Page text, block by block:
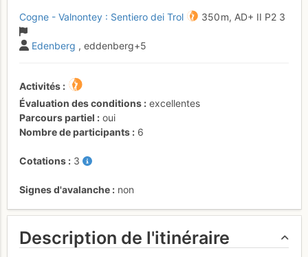
Cogne - Valnontey : Sentiero dei Trol 350 m, AD+ II P2 3
Edenberg , eddenberg+5
Activités
Évaluation des conditions
excellentes
Parcours partiel
oui
Nombre de participants
6
Cotations 3
Signes d'avalanche non
Description de l'itinéraire